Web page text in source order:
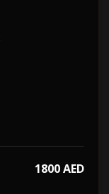
1800 AED